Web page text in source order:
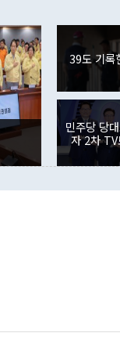
이 9월 러시아 블라디
며 "정부 차원에서 (참
은 "그것은 외교부의
잘랐다. 정 장관이 이
않았다는 점에서 문제
사합의 복원, 4자회담
권이라는 지적이 나오
뒤 "여기 업무보고에
부의 한 소식통은 "정
를 거쳐 결정된 사안
련 부처 장관이 정부
하고 대통령의 면전에
이나 미국은 북한에
였던 올해 3월(369억
인의 해외투자가 80
각각 증가했다. 증권
국인의 국내 주식 투
감소하며 전월(-310억
경신했다. 외국인의
분기 말 만기도래 영
다. 내국인의 해외 증
다.
39도 기록
민주당 당
자 2차 TV